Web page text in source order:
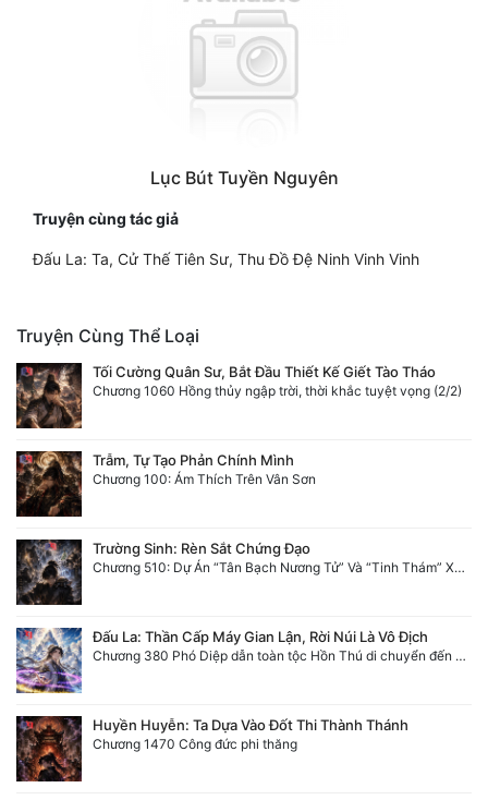
Lục Bút Tuyền Nguyên
Truyện cùng tác giả
Đấu La: Ta, Cử Thế Tiên Sư, Thu Đồ Đệ Ninh Vinh Vinh
Truyện Cùng Thể Loại
Tối Cường Quân Sư, Bắt Đầu Thiết Kế Giết Tào Tháo
Chương 1060 Hồng thủy ngập trời, thời khắc tuyệt vọng (2/2)
Trẫm, Tự Tạo Phản Chính Mình
Chương 100: Ám Thích Trên Vân Sơn
Trường Sinh: Rèn Sắt Chứng Đạo
Chương 510: Dự Án “Tân Bạch Nương Tử” Và “Tinh Thám” Xà Yêu
Đấu La: Thần Cấp Máy Gian Lận, Rời Núi Là Vô Địch
Chương 380 Phó Diệp dẫn toàn tộc Hồn Thú di chuyển đến Sâm La Tinh, chúng thần Thần Giới kinh ngạc!
Huyền Huyễn: Ta Dựa Vào Đốt Thi Thành Thánh
Chương 1470 Công đức phi thăng